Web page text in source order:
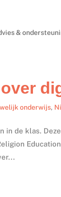
&
onderwijs,
in de klas.